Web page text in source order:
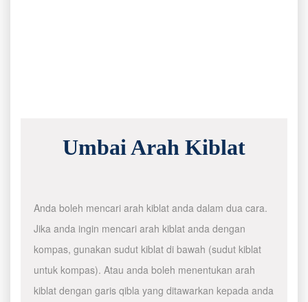
Umbai Arah Kiblat
Anda boleh mencari arah kiblat anda dalam dua cara.
Jika anda ingin mencari arah kiblat anda dengan
kompas, gunakan sudut kiblat di bawah (sudut kiblat
untuk kompas). Atau anda boleh menentukan arah
kiblat dengan garis qibla yang ditawarkan kepada anda